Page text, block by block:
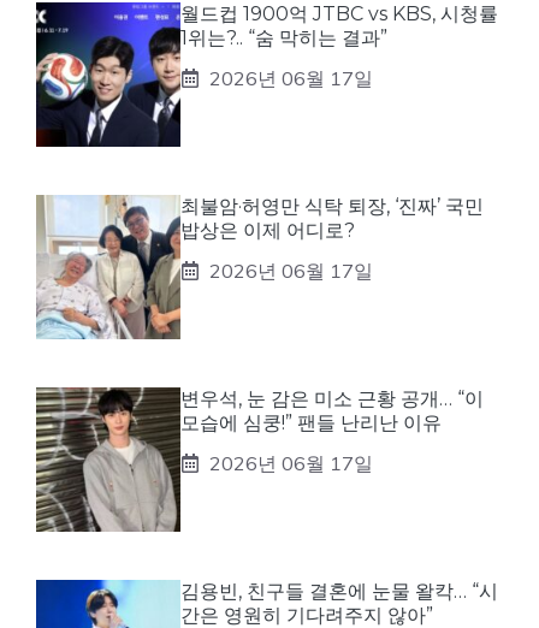
월드컵 1900억 JTBC vs KBS, 시청률
1위는?.. “숨 막히는 결과”
2026년 06월 17일
최불암·허영만 식탁 퇴장, ‘진짜’ 국민
밥상은 이제 어디로?
2026년 06월 17일
변우석, 눈 감은 미소 근황 공개… “이
모습에 심쿵!” 팬들 난리난 이유
2026년 06월 17일
김용빈, 친구들 결혼에 눈물 왈칵… “시
간은 영원히 기다려주지 않아”